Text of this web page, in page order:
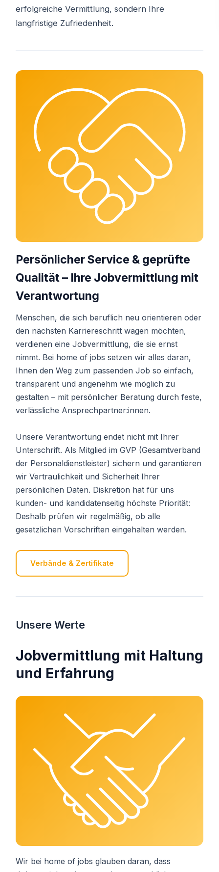
erfolgreiche Vermittlung, sondern Ihre
langfristige Zufriedenheit.
Persönlicher Service & geprüfte
Qualität – Ihre Jobvermittlung mit
Verantwortung
Menschen, die sich beruflich neu orientieren oder
den nächsten Karriereschritt wagen möchten,
verdienen eine Jobvermittlung, die sie ernst
nimmt. Bei home of jobs setzen wir alles daran,
Ihnen den Weg zum passenden Job so einfach,
transparent und angenehm wie möglich zu
gestalten – mit persönlicher Beratung durch feste,
verlässliche Ansprechpartner:innen.
Unsere Verantwortung endet nicht mit Ihrer
Unterschrift. Als Mitglied im GVP (Gesamtverband
der Personaldienstleister) sichern und garantieren
wir Vertraulichkeit und Sicherheit Ihrer
persönlichen Daten. Diskretion hat für uns
kunden- und kandidatenseitig höchste Priorität:
Deshalb prüfen wir regelmäßig, ob alle
gesetzlichen Vorschriften eingehalten werden.
Verbände & Zertifikate
Unsere Werte
Jobvermittlung mit Haltung
und Erfahrung
Wir bei home of jobs glauben daran, dass